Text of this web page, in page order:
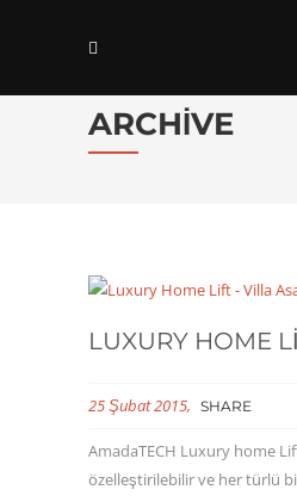
ARCHIVE
LUXURY HOME
25 Şubat 2015 SHARE
AmadaTECH Luxury home
özelleştirilebilir ve her türlü